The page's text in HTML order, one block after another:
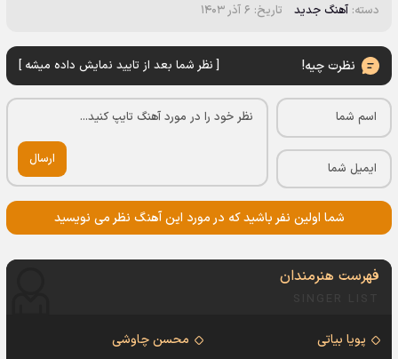
دسته: آهنگ جدید تاریخ: ۶ آذر ۱۴۰۳
نظرت چیه! [ نظر شما بعد از تایید نمایش داده میشه ]
ارسال
شما اولین نفر باشید که در مورد این آهنگ نظر می نویسید
فهرست هنرمندان
پویا بیاتی
محسن چاوشی